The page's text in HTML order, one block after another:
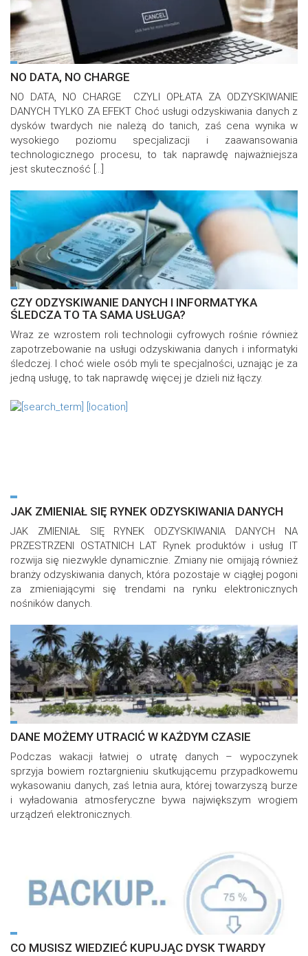
NO DATA, NO CHARGE
NO DATA, NO CHARGE CZYLI OPŁATA ZA ODZYSKIWANIE
DANYCH TYLKO ZA EFEKT Choć usługi odzyskiwania danych z
dysków twardych nie należą do tanich, zaś cena wynika w
wysokiego poziomu specjalizacji i zaawansowania
technologicznego procesu, to tak naprawdę najważniejsza
jest skuteczność […]
CZY ODZYSKIWANIE DANYCH I INFORMATYKA
ŚLEDCZA TO TA SAMA USŁUGA?
Wraz ze wzrostem roli technologii cyfrowych rośnie również
zapotrzebowanie na usługi odzyskiwania danych i informatyki
śledczej. I choć wiele osób myli te specjalności, uznając je za
jedną usługę, to tak naprawdę więcej je dzieli niż łączy.
JAK ZMIENIAŁ SIĘ RYNEK ODZYSKIWANIA DANYCH
JAK ZMIENIAŁ SIĘ RYNEK ODZYSKIWANIA DANYCH NA
PRZESTRZENI OSTATNICH LAT Rynek produktów i usług IT
rozwija się niezwykle dynamicznie. Zmiany nie omijają również
branży odzyskiwania danych, która pozostaje w ciągłej pogoni
za zmieniającymi się trendami na rynku elektronicznych
nośników danych.
DANE MOŻEMY UTRACIĆ W KAŻDYM CZASIE
Podczas wakacji łatwiej o utratę danych – wypoczynek
sprzyja bowiem roztargnieniu skutkującemu przypadkowemu
wykasowaniu danych, zaś letnia aura, której towarzyszą burze
i wyładowania atmosferyczne bywa największym wrogiem
urządzeń elektronicznych.
CO MUSISZ WIEDZIEĆ KUPUJĄC DYSK TWARDY